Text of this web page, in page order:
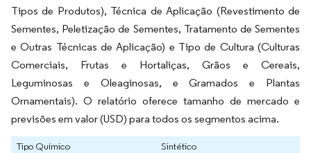
Tipos de Produtos), Técnica de Aplicação (Revestimento de
Sementes, Peletização de Sementes, Tratamento de Sementes
e Outras Técnicas de Aplicação) e Tipo de Cultura (Culturas
Comerciais, Frutas e Hortaliças, Grãos e Cereais,
Leguminosas e Oleaginosas, e Gramados e Plantas
Ornamentais). O relatório oferece tamanho de mercado e
previsões em valor (USD) para todos os segmentos acima.
Tipo Químico
Sintético